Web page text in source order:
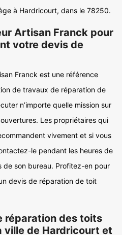
à Hardricourt, dans le 78250.
Artisan Franck pour
votre devis de
Franck est une référence
de travaux de réparation de
n’importe quelle mission sur
Les propriétaires qui
vivement et si vous
le pendant les heures de
son bureau. Profitez-en pour
devis de réparation de toit
réparation des toits
ville de Hardricourt et